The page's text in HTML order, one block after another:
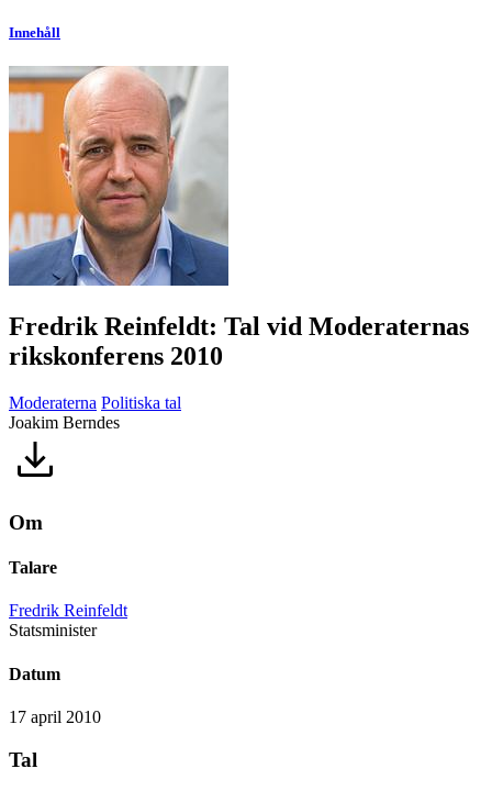
Innehåll
Fredrik Reinfeldt: Tal vid Moderaternas
rikskonferens 2010
Moderaterna Politiska tal
Joakim Berndes
Om
Talare
Fredrik Reinfeldt
Statsminister
Datum
17 april 2010
Tal